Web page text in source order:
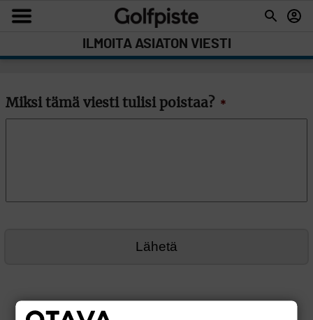
ILMOITA ASIATON VIESTI
Miksi tämä viesti tulisi poistaa? *